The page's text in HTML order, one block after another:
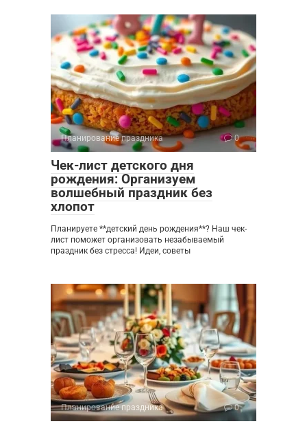
Планирование праздника 0
Чек-лист детского дня
рождения: Организуем
волшебный праздник без
хлопот
Планируете **детский день рождения**? Наш чек-
лист поможет организовать незабываемый
праздник без стресса! Идеи, советы
Планирование праздника 0